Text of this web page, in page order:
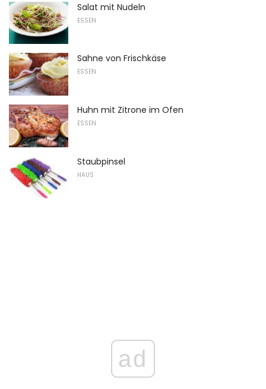
Salat mit Nudeln
ESSEN
Sahne von Frischkäse
ESSEN
Huhn mit Zitrone im Ofen
ESSEN
Staubpinsel
HAUS
ad